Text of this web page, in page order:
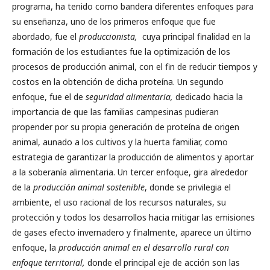
programa, ha tenido como bandera diferentes enfoques para
su enseñanza, uno de los primeros enfoque que fue
abordado, fue el produccionista, cuya principal finalidad en la
formación de los estudiantes fue la optimización de los
procesos de producción animal, con el fin de reducir tiempos y
costos en la obtención de dicha proteína. Un segundo
enfoque, fue el de seguridad alimentaria, dedicado hacia la
importancia de que las familias campesinas pudieran
propender por su propia generación de proteína de origen
animal, aunado a los cultivos y la huerta familiar, como
estrategia de garantizar la producción de alimentos y aportar
a la soberanía alimentaria. Un tercer enfoque, gira alrededor
de la producción animal sostenible, donde se privilegia el
ambiente, el uso racional de los recursos naturales, su
protección y todos los desarrollos hacia mitigar las emisiones
de gases efecto invernadero y finalmente, aparece un último
enfoque, la producción animal en el desarrollo rural con
enfoque territorial, donde el principal eje de acción son las